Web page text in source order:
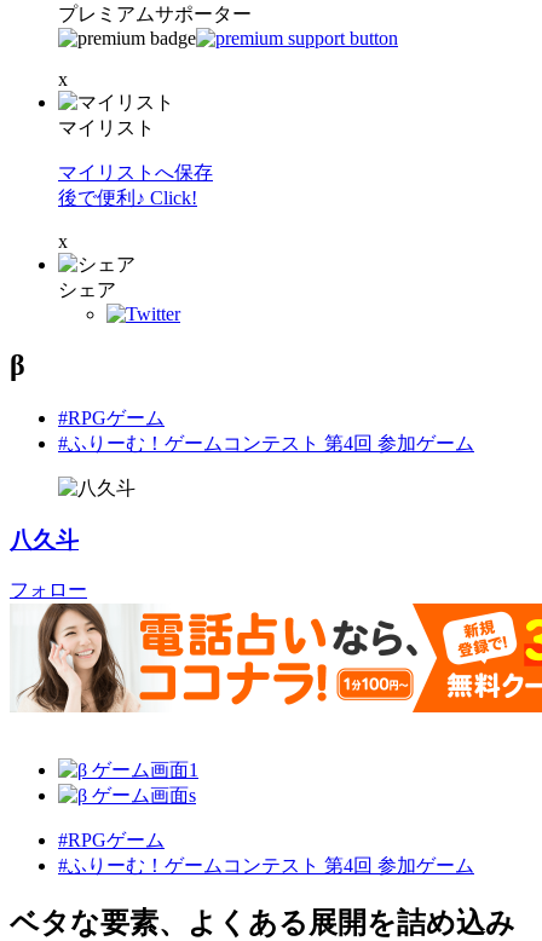
プレミアムサポーター
x
マイリスト
マイリストへ保存
後で便利♪ Click!
x
シェア
β
#RPGゲーム
#ふりーむ！ゲームコンテスト 第4回 参加ゲーム
八久斗
フォロー
#RPGゲーム
#ふりーむ！ゲームコンテスト 第4回 参加ゲーム
ベタな要素、よくある展開を詰め込み